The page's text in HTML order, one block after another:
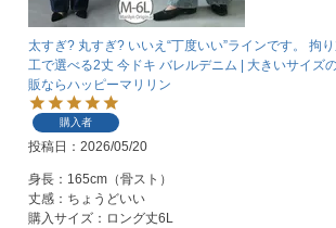
太すぎ? 丸すぎ? いいえ“丁度いい”ラインです。 拘
工で選べる2丈 今ドキ バレルデニム | 大きいサイズ
販ならハッピーマリリン
購入者
投稿日 2026/05/20
身長：165cm（骨スト）
丈感：ちょうどいい
購入サイズ：ロング丈6L